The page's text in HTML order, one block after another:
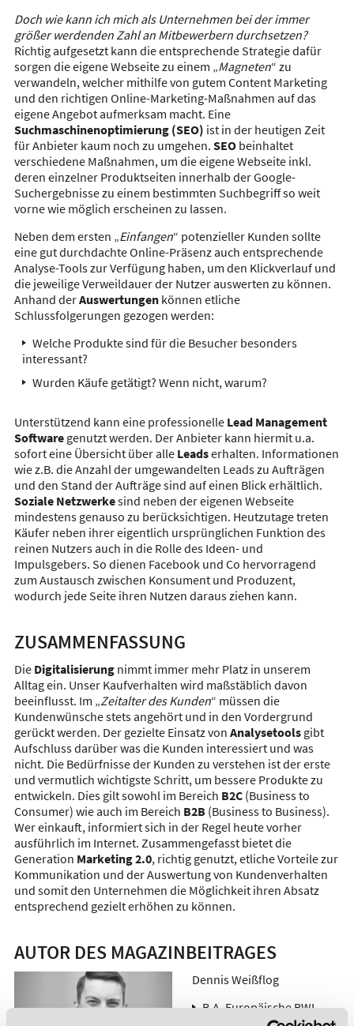
Doch wie kann ich mich als Unternehmen bei der immer
größer werdenden Zahl an Mitbewerbern durchsetzen?
Richtig aufgesetzt kann die entsprechende Strategie dafür
sorgen die eigene Webseite zu einem „Magneten“ zu
verwandeln, welcher mithilfe von gutem Content Marketing
und den richtigen Online-Marketing-Maßnahmen auf das
eigene Angebot aufmerksam macht. Eine
Suchmaschinenoptimierung (SEO) ist in der heutigen Zeit
für Anbieter kaum noch zu umgehen. SEObeinhaltet
verschiedene Maßnahmen, um die eigene Webseite inkl.
deren einzelner Produktseiten innerhalb der Google-
Suchergebnisse zu einem bestimmten Suchbegriff so weit
vorne wie möglich erscheinen zu lassen.
Neben dem ersten „Einfangen“ potenzieller Kunden sollte
eine gut durchdachte Online-Präsenz auch entsprechende
Analyse-Tools zur Verfügung haben, um den Klickverlauf und
die jeweilige Verweildauer der Nutzer auswerten zu können.
Anhand derAuswertungenkönnen etliche
Schlussfolgerungen gezogen werden:
Welche Produkte sind für die Besucher besonders
interessant?
Wurden Käufe getätigt? Wenn nicht, warum?
Unterstützend kann eine professionelle Lead Management
Softwaregenutzt werden. Der Anbieter kann hiermit u.a.
sofort eine Übersicht über alle Leadserhalten. Informationen
wie z.B. die Anzahl der umgewandelten Leads zu Aufträgen
und den Stand der Aufträge sind auf einen Blick erhältlich.
Soziale Netzwerkesind neben der eigenen Webseite
mindestens genauso zu berücksichtigen. Heutzutage treten
Käufer neben ihrer eigentlich ursprünglichen Funktion des
reinen Nutzers auch in die Rolle des Ideen- und
Impulsgebers. So dienen Facebook und Co hervorragend
zum Austausch zwischen Konsument und Produzent,
wodurch jede Seite ihren Nutzen daraus ziehen kann.
ZUSAMMENFASSUNG
Die Digitalisierungnimmt immer mehr Platz in unserem
Alltag ein. Unser Kaufverhalten wird maßstäblich davon
beeinflusst. Im „Zeitalter des Kunden“ müssen die
Kundenwünsche stets angehört und in den Vordergrund
gerückt werden. Der gezielte Einsatz von Analysetoolsgibt
Aufschluss darüber was die Kunden interessiert und was
nicht. Die Bedürfnisse der Kunden zu verstehen ist der erste
und vermutlich wichtigste Schritt, um bessere Produkte zu
entwickeln. Dies gilt sowohl im Bereich B2C(Business to
Consumer) wie auch im Bereich B2B (Business to Business).
Wer einkauft, informiert sich in der Regel heute vorher
ausführlich im Internet. Zusammengefasst bietet die
Generation Marketing 2.0, richtig genutzt, etliche Vorteile zur
Kommunikation und der Auswertung von Kundenverhalten
und somit den Unternehmen die Möglichkeit ihren Absatz
entsprechend gezielt erhöhen zu können.
AUTOR DES MAGAZINBEITRAGES
Dennis Weißflog
B.A. Europäische BWL